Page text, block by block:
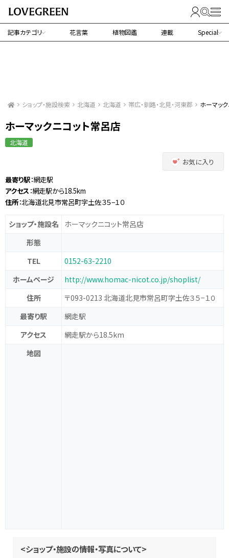
記事カテゴリ 花言葉 植物図鑑 連載 Special
ショップ・施設検索 北海道 北海道 帯広・釧路・北見・河東郡 ホーマッ
ホーマックニコット常呂店
北海道
お気に入り
最寄り駅：網走駅
アクセス ：網走駅から18.5km
住所：北海道北見市常呂町字土佐３５−１０
ショップ・施設名
ホーマックニコット常呂店
形態
TEL
0152-63-2210
ホームページ
http://www.homac-nicot.co.jp/shoplist/
住所
〒093-0213 北海道北見市常呂町字土佐３５−１０
最寄り駅
網走駅
アクセス
網走駅から18.5km
地図
<ショップ・施設の情報・写真について>